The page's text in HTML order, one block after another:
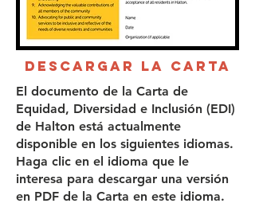
DESCARGAR LA CARTA
El documento de la Carta de
Equidad, Diversidad e Inclusión (EDI)
de Halton está actualmente
disponible en los siguientes idiomas.
Haga clic en el idioma que le
interesa para descargar una versión
en PDF de la Carta en este idioma.